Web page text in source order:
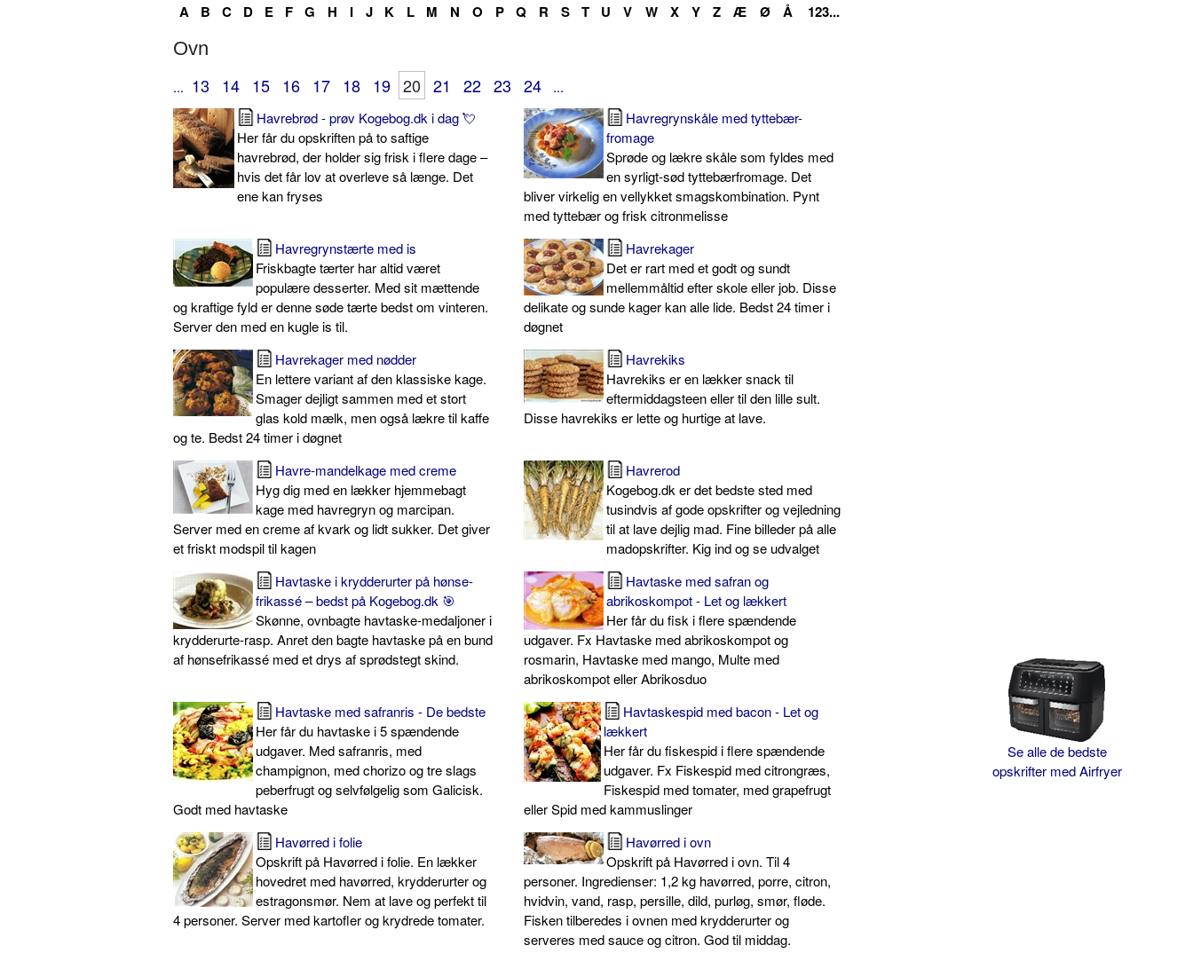
A B C D E F G H I J K L M N O P Q R S T U V W X Y Z Æ Ø Å 123...
Ovn
... 13 14 15 16 17 18 19 20 21 22 23 24
...
Havrebrød - prøv Kogebog.dk i dag 💘
Her får du opskriften på to saftige
havrebrød, der holder sig frisk i flere dage –
hvis det får lov at overleve så længe. Det
ene kan fryses
Havregrynskåle med tyttebær-
fromage
Sprøde og lækre skåle som fyldes med
en syrligt-sød tyttebærfromage. Det
bliver virkelig en vellykket smagskombination. Pynt
med tyttebær og frisk citronmelisse
Havregrynstærte med is
Friskbagte tærter har altid været
populære desserter. Med sit mættende
og kraftige fyld er denne søde tærte bedst om vinteren.
Server den med en kugle is til.
Havrekager
Det er rart med et godt og sundt
mellemmåltid efter skole eller job. Disse
delikate og sunde kager kan alle lide. Bedst 24 timer i
døgnet
Havrekager med nødder
En lettere variant af den klassiske kage.
Smager dejligt sammen med et stort
glas kold mælk, men også lækre til kaffe
og te. Bedst 24 timer i døgnet
Havrekiks
Havrekiks er en lækker snack til
eftermiddagsteen eller til den lille sult.
Disse havrekiks er lette og hurtige at lave.
Havre-mandelkage med creme
Hyg dig med en lækker hjemmebagt
kage med havregryn og marcipan.
Server med en creme af kvark og lidt sukker. Det giver
et friskt modspil til kagen
Havrerod
Kogebog.dk er det bedste sted med
tusindvis af gode opskrifter og vejledning
til at lave dejlig mad. Fine billeder på alle
madopskrifter. Kig ind og se udvalget
Havtaske i krydderurter på hønse-
frikassé – bedst på Kogebog.dk 🎯
Skønne, ovnbagte havtaske-medaljoner i
krydderurte-rasp. Anret den bagte havtaske på en bund
af hønsefrikassé med et drys af sprødstegt skind.
Havtaske med safran og
abrikoskompot - Let og lækkert
Her får du fisk i flere spændende
udgaver. Fx Havtaske med abrikoskompot og
rosmarin, Havtaske med mango, Multe med
abrikoskompot eller Abrikosduo
Havtaske med safranris - De bedste
Her får du havtaske i 5 spændende
udgaver. Med safranris, med
champignon, med chorizo og tre slags
peberfrugt og selvfølgelig som Galicisk.
Godt med havtaske
Havtaskespid med bacon - Let og
lækkert
Her får du fiskespid i flere spændende
udgaver. Fx Fiskespid med citrongræs,
Fiskespid med tomater, med grapefrugt
eller Spid med kammuslinger
Havørred i folie
Opskrift på Havørred i folie. En lækker
hovedret med havørred, krydderurter og
estragonsmør. Nem at lave og perfekt til
4 personer. Server med kartofler og krydrede tomater.
Havørred i ovn
Opskrift på Havørred i ovn. Til 4
personer. Ingredienser: 1,2 kg havørred, porre, citron,
hvidvin, vand, rasp, persille, dild, purløg, smør, fløde.
Fisken tilberedes i ovnen med krydderurter og
serveres med sauce og citron. God til middag.
Se alle de bedste
opskrifter med Airfryer